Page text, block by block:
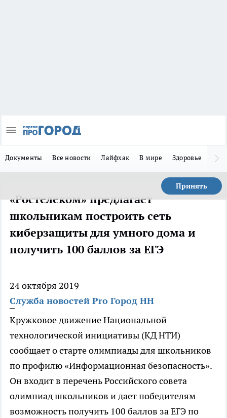
Документы Все новости Лайфхак В мире Здоровье
Принять
«Ростелеком» предлагает
школьникам построить сеть
киберзащиты для умного дома и
получить 100 баллов за ЕГЭ
24 октября 2019
Служба новостей Pro Город НН
Кружковое движение Национальной
технологической инициативы (КД НТИ)
сообщает о старте олимпиады для школьников
по профилю «Информационная безопасность».
Он входит в перечень Российского совета
олимпиад школьников и дает победителям
возможность получить 100 баллов за ЕГЭ по